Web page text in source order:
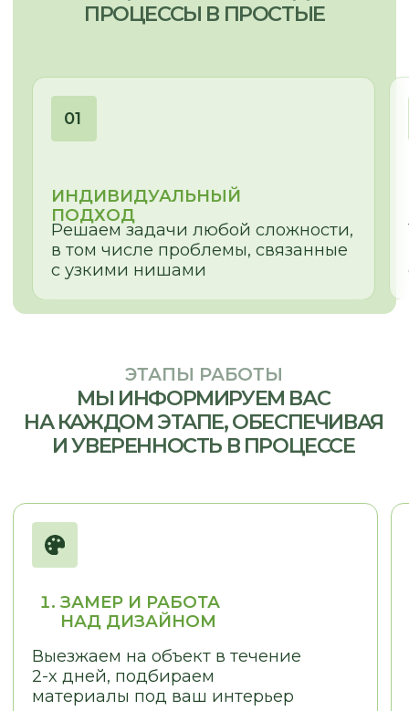
СВЯЗАТЬСЯ С НАМИ:
Сб - Вс
10:00 - 19:00
Пн - Пт
г. Новосибирск, пр. Академика
Лаврентьева, д.2/2, оф. 560
МЫ ПРОИЗВОДИМ:
Сертификаты
Этапы работы
Отзывы
Бесплатная консультация